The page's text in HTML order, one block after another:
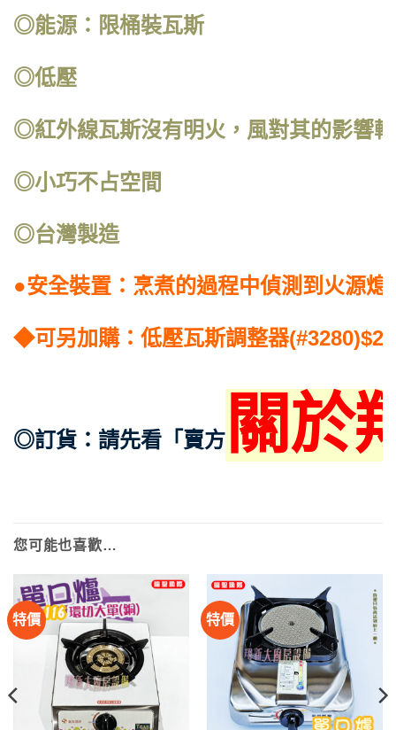
◎能源：限桶裝瓦斯
◎低壓
◎紅外線瓦斯沒有明火，風對其的影響
◎小巧不占空間
◎台灣製造
●安全裝置：烹煮的過程中偵測到火源
◆可另加購：低壓瓦斯調整器
◎訂貨：請先看「賣方 關於
您可能也喜歡…
特價 特價